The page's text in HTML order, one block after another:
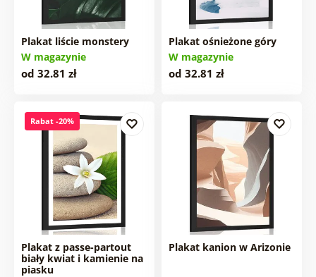
Plakat liście monstery
W magazynie
od 32.81 zł
Plakat ośnieżone góry
W magazynie
od 32.81 zł
Rabat -20%
Plakat z passe-partout
biały kwiat i kamienie na
piasku
Plakat kanion w Arizonie